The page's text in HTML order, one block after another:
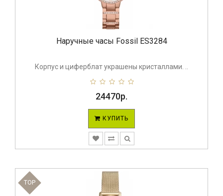
Наручные часы Fossil ES3284
Корпус и циферблат украшены кристаллами. ..
24470р.
КУПИТЬ
TOP